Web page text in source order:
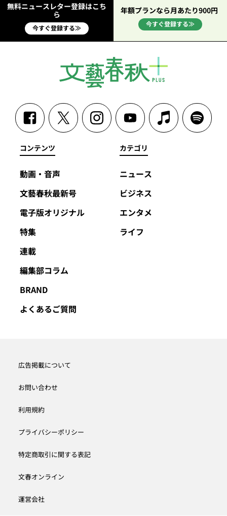
無料ニュースレター登録はこち
ら
今すぐ登録する≫
年額プランなら月あたり900円
今すぐ登録する≫
コンテンツ
動画・音声
文藝春秋最新号
電子版オリジナル
特集
連載
編集部コラム
BRAND
よくあるご質問
カテゴリ
ニュース
ビジネス
エンタメ
ライフ
広告掲載について
お問い合わせ
利用規約
プライバシーポリシー
特定商取引に関する表記
文春オンライン
運営会社